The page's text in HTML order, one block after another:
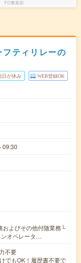
FO事業部
フティリレーの
日が休み WEB登録OK
09:30
およびその他付随業務└
ンオペレータ…
不要
でもOK！履歴書不要で